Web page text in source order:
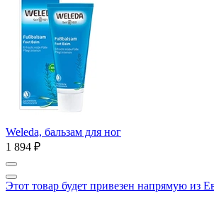
Weleda, бальзам для ног
1 894 ₽
Этот товар будет привезен напрямую из